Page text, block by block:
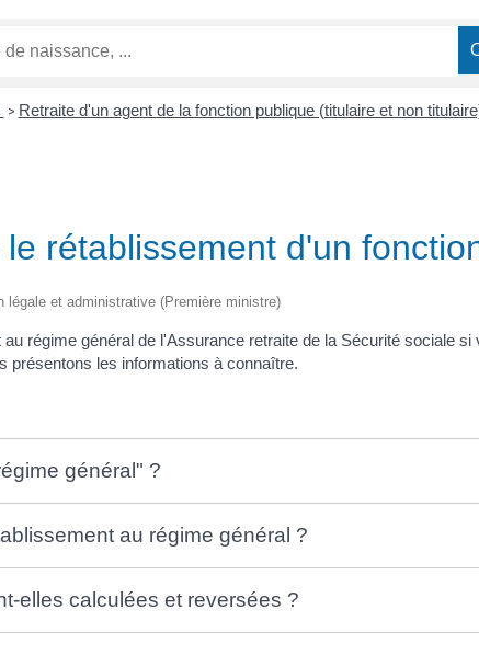
> Retraite d'un agent de la fonction publique (titulaire et non
rétablissement d'un
légale et administrative (Première ministre)
régime général de l'Assurance retraite de la Sécurité sociale
présentons les informations à connaître.
général" ?
au régime général ?
elles calculées et reversées ?